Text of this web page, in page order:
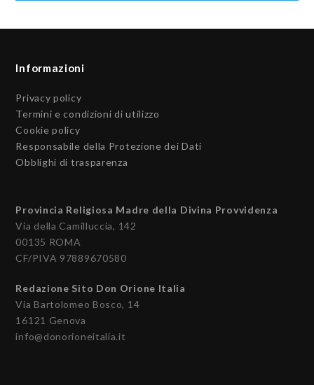
Informazioni
Privacy policy
Termini e condizioni di utilizzo
Cookie policy
Responsabile della Protezione dei Dati
Obblighi di trasparenza
Provincia Religiosa Madre della Divina Provvidenza
Via della Camilluccia, 142
00135 ROMA
CF/PIVA 97889670580
Redazione Sito Don Orione Italia
Via Bartolomeo Bosco, 14
16121 Genova
info@donorioneitalia.it